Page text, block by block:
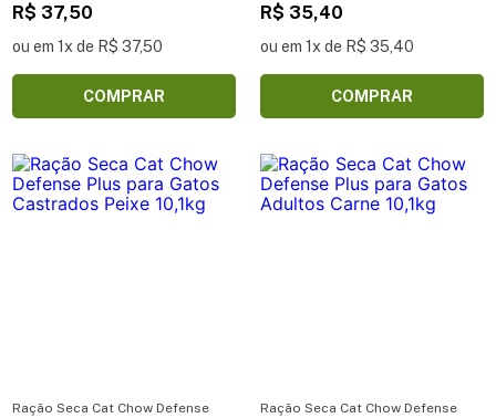
R$ 37,50
ou em 1x de R$ 37,50
COMPRAR
R$ 35,40
ou em 1x de R$ 35,40
COMPRAR
Ração Seca Cat Chow Defense
Ração Seca Cat Chow Defense